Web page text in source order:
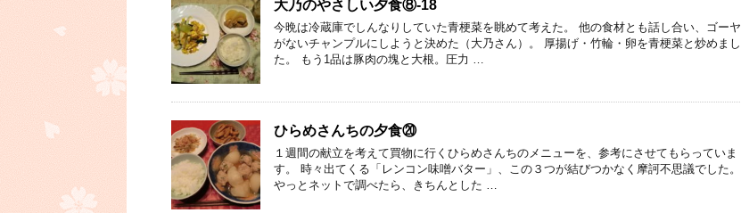
大乃のやさしい夕食⑧-18
今晩は冷蔵庫でしんなりしていた青梗菜を眺めて考えた。 他の食材とも話し合い、ゴーヤ
がないチャンプルにしようと決めた（大乃さん）。 厚揚げ・竹輪・卵を青梗菜と炒めまし
た。 もう1品は豚肉の塊と大根。圧力 …
ひらめさんちの夕食⑳
１週間の献立を考えて買物に行くひらめさんちのメニューを、参考にさせてもらっていま
す。 時々出てくる「レンコン味噌バター」、この３つが結びつかなく摩訶不思議でした。
やっとネットで調べたら、きちんとした …